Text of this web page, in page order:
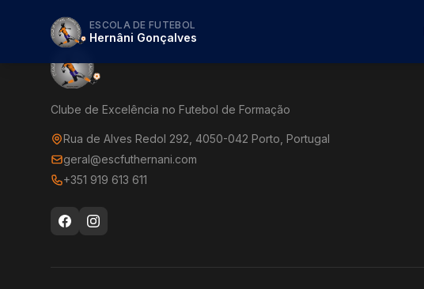
ESCOLA DE FUTEBOL
Hernâni Gonçalves
Clube de Excelência no Futebol de Formação
Rua de Alves Redol 292, 4050-042 Porto, Portugal
geral@escfuthernani.com
+351 919 613 611